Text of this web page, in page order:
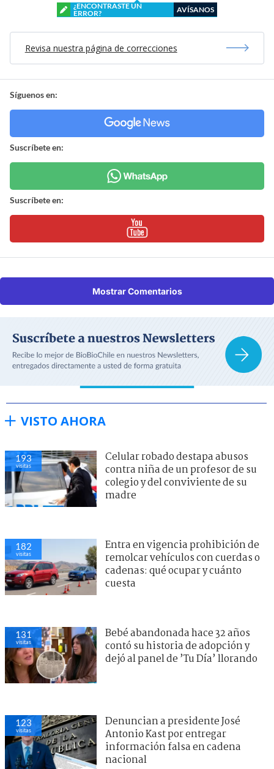
¿ENCONTRASTE UN
ERROR?
AVÍSANOS
Revisa nuestra página de correcciones
Síguenos en:
Suscríbete en:
Suscríbete en:
Mostrar Comentarios
VISTO AHORA
193
visitas
Celular robado destapa abusos
contra niña de un profesor de su
colegio y del conviviente de su
madre
182
visitas
Entra en vigencia prohibición de
remolcar vehículos con cuerdas o
cadenas: qué ocupar y cuánto
cuesta
131
visitas
Bebé abandonada hace 32 años
contó su historia de adopción y
dejó al panel de ’Tu Día’ llorando
123
visitas
Denuncian a presidente José
Antonio Kast por entregar
información falsa en cadena
nacional